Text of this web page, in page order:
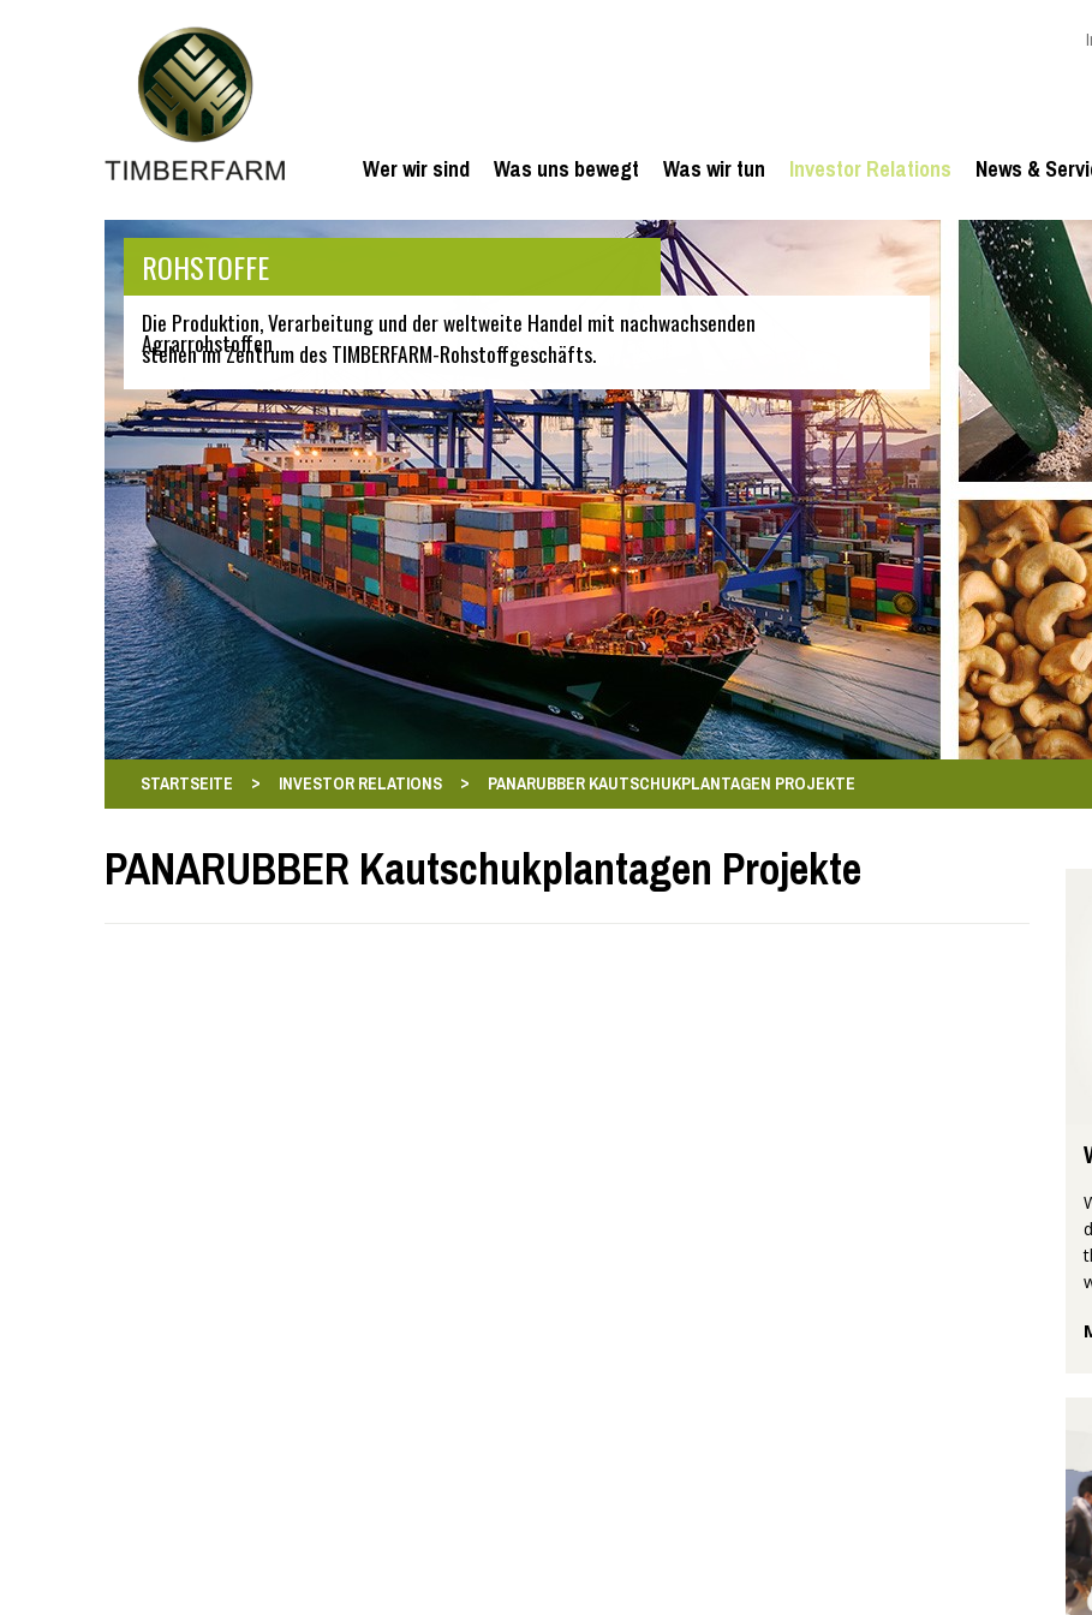
Wer wir sind Was uns bewegt Was wir tun Investor Relations News &
ROHSTOFFE
Die Produktion, Verarbeitung und der weltweite Handel mit nachwachsenden
Agrarrohstoffen
stehen im Zentrum des TIMBERFARM-Rohstoffgeschäfts.
STARTSEITE > INVESTOR RELATIONS > PANARUBBER KAUTSCHUKPLANTAGEN PROJEKTE
PANARUBBER Kautschukplantagen Projekte